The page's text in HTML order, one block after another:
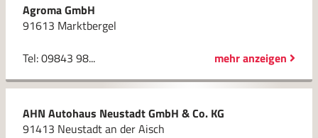
Agroma GmbH
91613 Marktbergel
Tel: 09843 98...
mehr anzeigen
AHN Autohaus Neustadt GmbH & Co. KG
91413 Neustadt an der Aisch